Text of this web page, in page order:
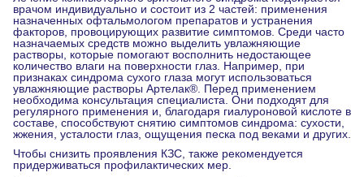
врачом индивидуально и состоит из 2 частей: применения
назначенных офтальмологом препаратов и устранения
факторов, провоцирующих развитие симптомов. Среди часто
назначаемых средств можно выделить увлажняющие
растворы, которые помогают восполнить недостающее
количество влаги на поверхности глаз. Например, при
признаках синдрома сухого глаза могут использоваться
увлажняющие растворы Артелак®. Перед применением
необходима консультация специалиста. Они подходят для
регулярного применения и, благодаря гиалуроновой кислоте в
составе, способствуют снятию симптомов синдрома: сухости,
жжения, усталости глаз, ощущения песка под веками и других.
Чтобы снизить проявления КЗС, также рекомендуется
придерживаться профилактических мер.